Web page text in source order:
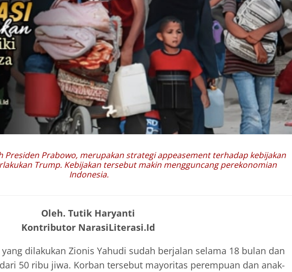
Presiden Prabowo, merupakan strategi appeasement terhadap kebijakan
Trump. Kebijakan tersebut makin mengguncang perekonomian
Indonesia.
Oleh. Tutik Haryanti
Kontributor NarasiLiterasi.Id
dilakukan Zionis Yahudi sudah berjalan selama 18 bulan dan
50 ribu jiwa. Korban tersebut mayoritas perempuan dan anak-